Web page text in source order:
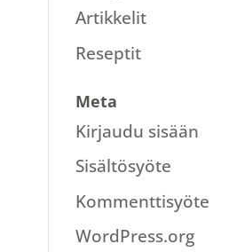
Artikkelit
Reseptit
Meta
Kirjaudu sisään
Sisältösyöte
Kommenttisyöte
WordPress.org